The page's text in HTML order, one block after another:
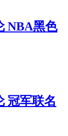
NBA黑色
冠军联名